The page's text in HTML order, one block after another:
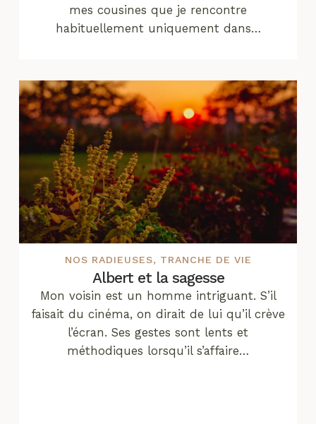
mes cousines que je rencontre
habituellement uniquement dans…
NOS RADIEUSES, TRANCHE DE VIE
Albert et la sagesse
Mon voisin est un homme intriguant. S’il
faisait du cinéma, on dirait de lui qu’il crève
l’écran. Ses gestes sont lents et
méthodiques lorsqu’il s’affaire…